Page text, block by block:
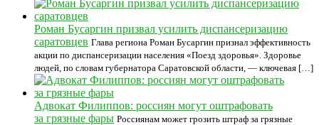
Роман Бусаргин призвал усилить диспансеризацию
саратовцев Глава региона Роман Бусаргин признал эффективность
акции по диспансеризации населения «Поезд здоровья». Здоровье
людей, по словам губернатора Саратовской области, — ключевая […]
Адвокат Филиппов: россиян могут оштрафовать
за грязные фары Россиянам может грозить штраф за грязные